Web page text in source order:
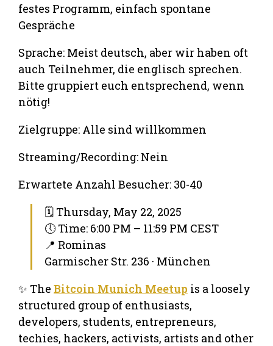
festes Programm, einfach spontane
Gespräche
Sprache: Meist deutsch, aber wir haben oft
auch Teilnehmer, die englisch sprechen.
Bitte gruppiert euch entsprechend, wenn
nötig!
Zielgruppe: Alle sind willkommen
Streaming/Recording: Nein
Erwartete Anzahl Besucher: 30-40
🗓 Thursday, May 22, 2025
🕔 Time: 6:00 PM – 11:59 PM CEST
📍 Rominas
Garmischer Str. 236 · München
✨ The Bitcoin Munich Meetup is a loosely
structured group of enthusiasts,
developers, students, entrepreneurs,
techies, hackers, activists, artists and other